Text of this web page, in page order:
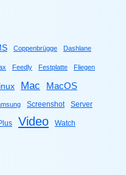
Coppenbrügge Dashlane
Feedly Festplatte Fliegen
Mac MacOS
Screenshot Server
Video Watch